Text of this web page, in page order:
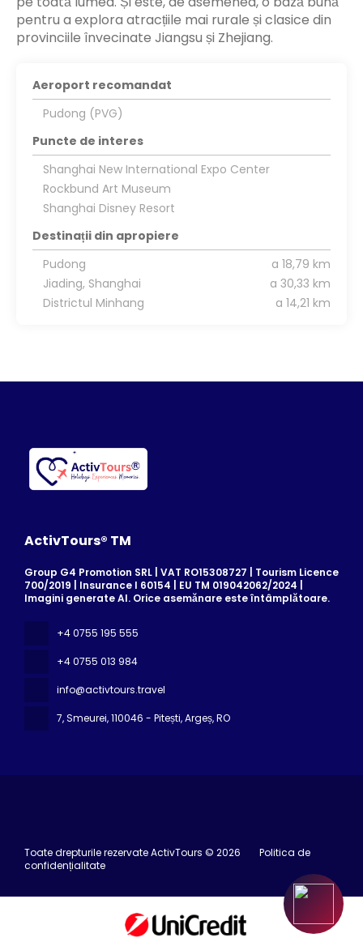
pentru a explora atracțiile mai rurale și clasice din
provinciile învecinate Jiangsu și Zhejiang.
Aeroport recomandat
Pudong (PVG)
Puncte de interes
Shanghai New International Expo Center
Rockbund Art Museum
Shanghai Disney Resort
Destinații din apropiere
Pudong
a 18,79 km
Jiading, Shanghai
a 30,33 km
Districtul Minhang
a 14,21 km
ActivTours® TM
Group G4 Promotion SRL | VAT RO15308727 | Tourism Licence
700/2019 | Insurance I 60154 | EU TM 019042062/2024 |
Imagini generate AI. Orice asemănare este întâmplătoare.
+4 0755 195 555
+4 0755 013 984
info@activtours.travel
7, Smeurei, 110046 - Pitești, Argeș, RO
Toate drepturile rezervate ActivTours © 2026
Politica de
confidențialitate